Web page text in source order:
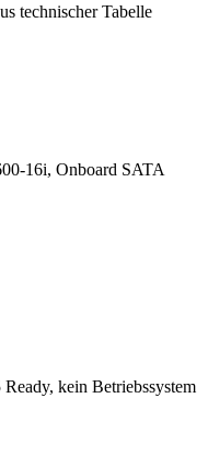
technischer Tabelle
16i, Onboard SATA
kein Betriebssystem